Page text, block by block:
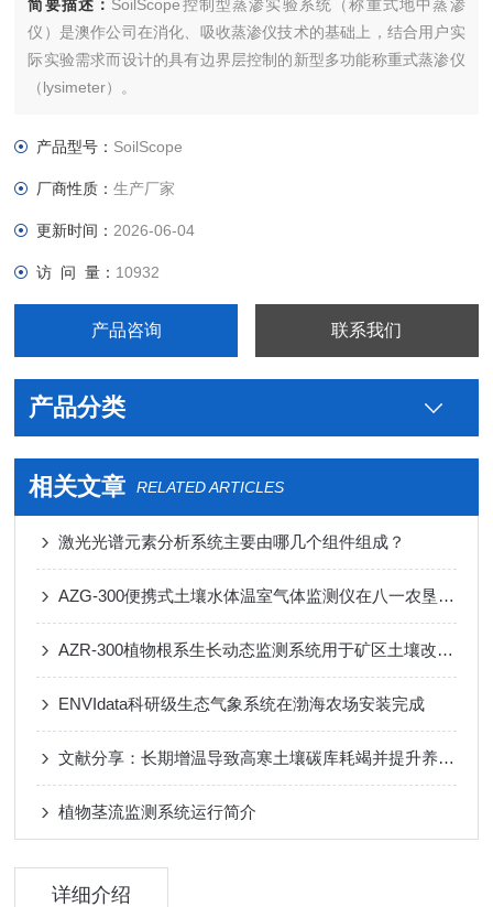
简要描述： SoilScope控制型蒸渗实验系统（称重式地中蒸渗
仪）是澳作公司在消化、吸收蒸渗仪技术的基础上，结合用户实
际实验需求而设计的具有边界层控制的新型多功能称重式蒸渗仪
（lysimeter）。
产品型号： SoilScope
厂商性质：生产厂家
更新时间： 2026-06-04
访 问 量： 10932
产品咨询 联系我们
产品分类
相关文章 RELATED ARTICLES
激光光谱元素分析系统主要由哪几个组件组成？
AZG-300便携式土壤水体温室气体监测仪在八一农垦大学完成验收
AZR-300植物根系生长动态监测系统用于矿区土壤改良及植被恢复研究
ENVIdata科研级生态气象系统在渤海农场安装完成
文献分享：长期增温导致高寒土壤碳库耗竭并提升养分有效性
植物茎流监测系统运行简介
详细介绍